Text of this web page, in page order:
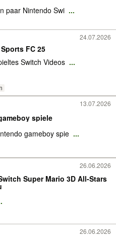
paar Nintendo Swi ...
24.07.2026
FC 25
Switch Videos ...
13.07.2026
spiele
gameboy spie ...
26.06.2026
Super Mario 3D All-Stars
26.06.2026